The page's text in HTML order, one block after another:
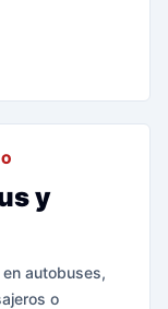
y
autobuses,
o